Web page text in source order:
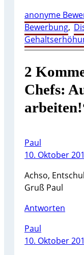
anonyme
Bewerbung,
2
Chefs:
Paul
10. Oktober
Achso,
Gruß Paul
Antworten
Paul
10. Oktober